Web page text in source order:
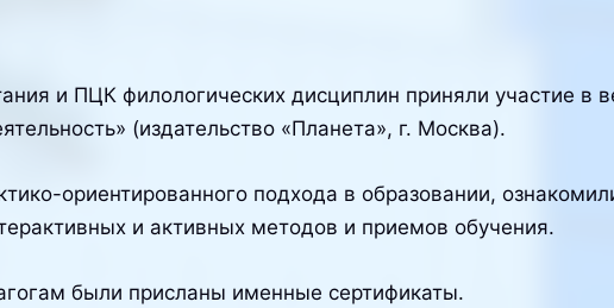
и ПЦК филологических дисциплин приняли участие в
(издательство «Планета», г. Москва).
ориентированного подхода в образовании,
и активных методов и приемов обучения.
были присланы именные сертификаты.